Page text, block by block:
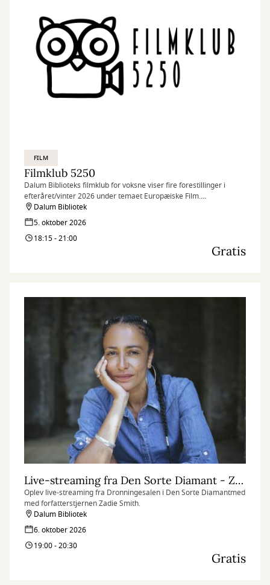
FILM
Filmklub 5250
Dalum Biblioteks filmklub for voksne viser fire forestillinger i
efteråret/vinter 2026 under temaet Europæiske Film.
Programmet kan hentes og ses på Dalum Bibliotek fra d. 1.
august.
Billetter kan bestilles fra den 31. juli.
Dalum Bibliotek
5. oktober 2026
18:15 - 21:00
Gratis
Live-streaming fra Den Sorte Diamant - Zadie Smith
Oplev live-streaming fra Dronningesalen i Den Sorte Diamantmed
med forfatterstjernen Zadie Smith.
Dalum Bibliotek
6. oktober 2026
19:00 - 20:30
Gratis